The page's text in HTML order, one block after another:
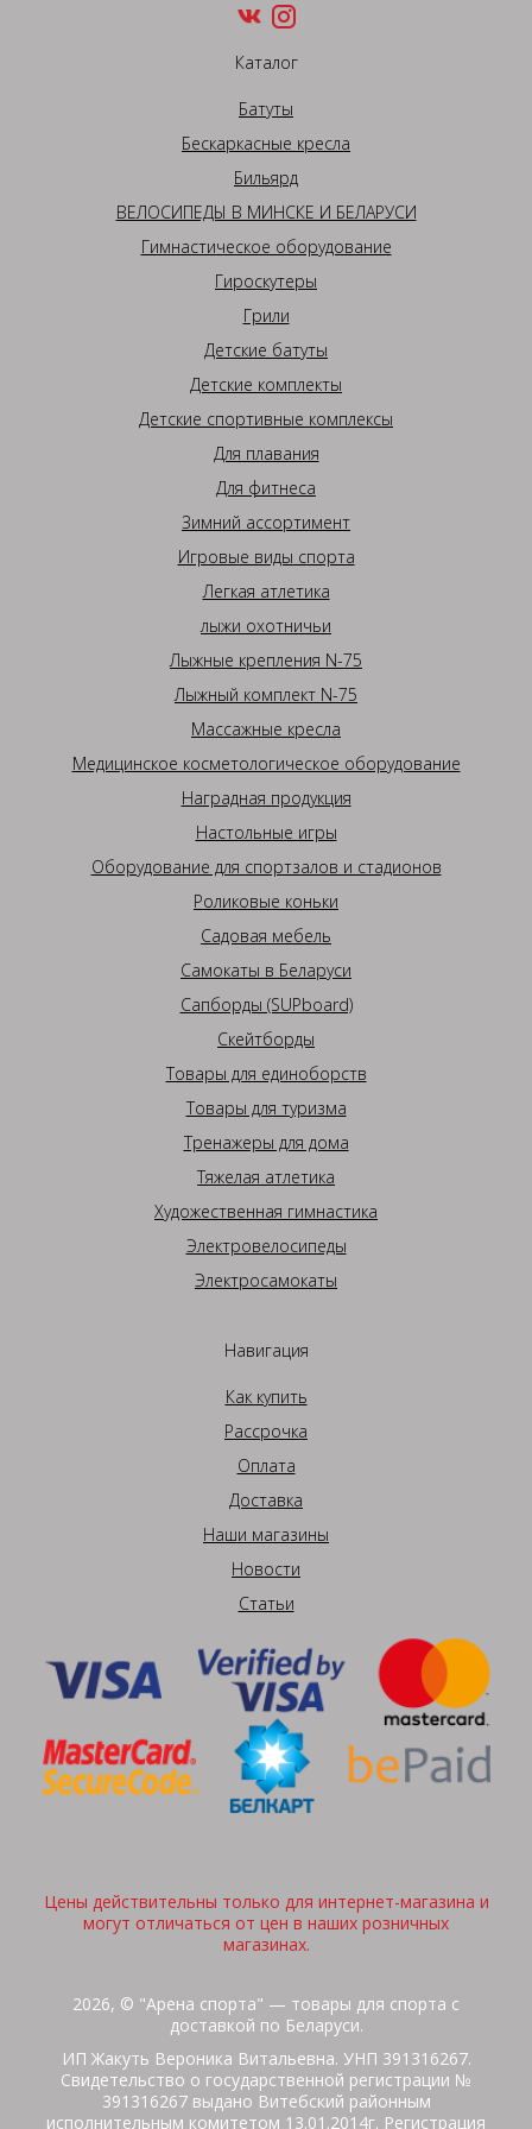
Каталог
Батуты
Бескаркасные кресла
Бильярд
ВЕЛОСИПЕДЫ В МИНСКЕ И БЕЛАРУСИ
Гимнастическое оборудование
Гироскутеры
Грили
Детские батуты
Детские комплекты
Детские спортивные комплексы
Для плавания
Для фитнеса
Зимний ассортимент
Игровые виды спорта
Легкая атлетика
лыжи охотничьи
Лыжные крепления N-75
Лыжный комплект N-75
Массажные кресла
Медицинское косметологическое оборудование
Наградная продукция
Настольные игры
Оборудование для спортзалов и стадионов
Роликовые коньки
Садовая мебель
Самокаты в Беларуси
Сапборды (SUPboard)
Скейтборды
Товары для единоборств
Товары для туризма
Тренажеры для дома
Тяжелая атлетика
Художественная гимнастика
Электровелосипеды
Электросамокаты
Навигация
Как купить
Рассрочка
Оплата
Доставка
Наши магазины
Новости
Статьи
Цены действительны только для интернет-магазина и
могут отличаться от цен в наших розничных
магазинах.
2026, © "Арена спорта" — товары для спорта с
доставкой по Беларуси.
ИП Жакуть Вероника Витальевна. УНП 391316267.
Свидетельство о государственной регистрации №
391316267 выдано Витебский районным
исполнительным комитетом 13.01.2014г. Регистрация